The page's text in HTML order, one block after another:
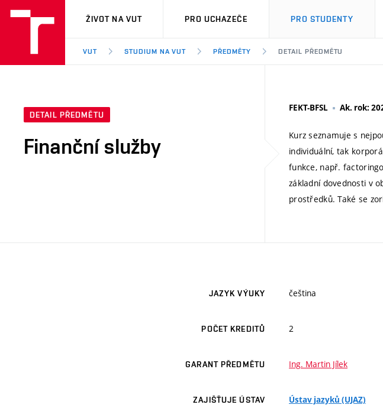
VUT
ŽIVOT NA VUT PRO UCHAZEČE PRO STUDENTY
VUT STUDIUM NA VUT PŘEDMĚTY DETAIL PŘEDMĚTU
DETAIL PŘEDMĚTU
Finanční služby
FEKT-BFSL Ak. rok:
Kurz seznamuje s
individuální, tak
funkce, např.
základní dovednosti v
prostředků. Také se
JAZYK VÝUKY čeština
POČET KREDITŮ 2
GARANT PŘEDMĚTU Ing. Martin Jílek
ZAJIŠŤUJE ÚSTAV Ústav jazyků (UJAZ)